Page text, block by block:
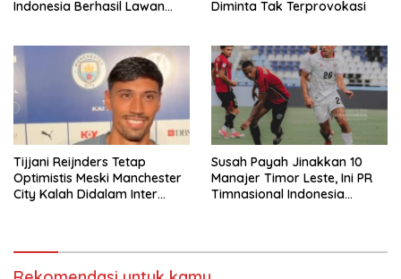
Indonesia Berhasil Lawan
Diminta Tak Terprovokasi
Tijjani Reijnders Tetap
Optimistis Meski Manchester
City Kalah Didalam Inter
Susah Payah Jinakkan 10
Manajer Timor Leste, Ini PR
Timnasional Indonesia